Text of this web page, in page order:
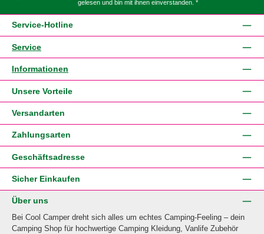
gelesen und bin mit ihnen einverstanden. *
Service-Hotline
Service
Informationen
Unsere Vorteile
Versandarten
Zahlungsarten
Geschäftsadresse
Sicher Einkaufen
Über uns
Bei Cool Camper dreht sich alles um echtes Camping-Feeling – dein
Camping Shop für hochwertige Camping Kleidung, Vanlife Zubehör